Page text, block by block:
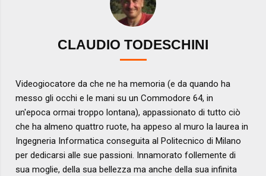
CLAUDIO TODESCHINI
Videogiocatore da che ne ha memoria (e da quando ha
messo gli occhi e le mani su un Commodore 64, in
un'epoca ormai troppo lontana), appassionato di tutto ciò
che ha almeno quattro ruote, ha appeso al muro la laurea in
Ingegneria Informatica conseguita al Politecnico di Milano
per dedicarsi alle sue passioni. Innamorato follemente di
sua moglie, della sua bellezza ma anche della sua infinita